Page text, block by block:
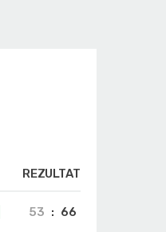
REZULTAT
53 : 66